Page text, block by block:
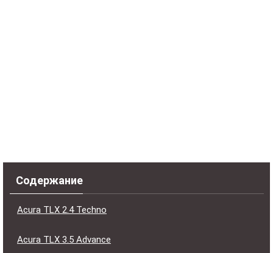
Содержание
Acura TLX 2.4 Techno
Acura TLX 3.5 Advance